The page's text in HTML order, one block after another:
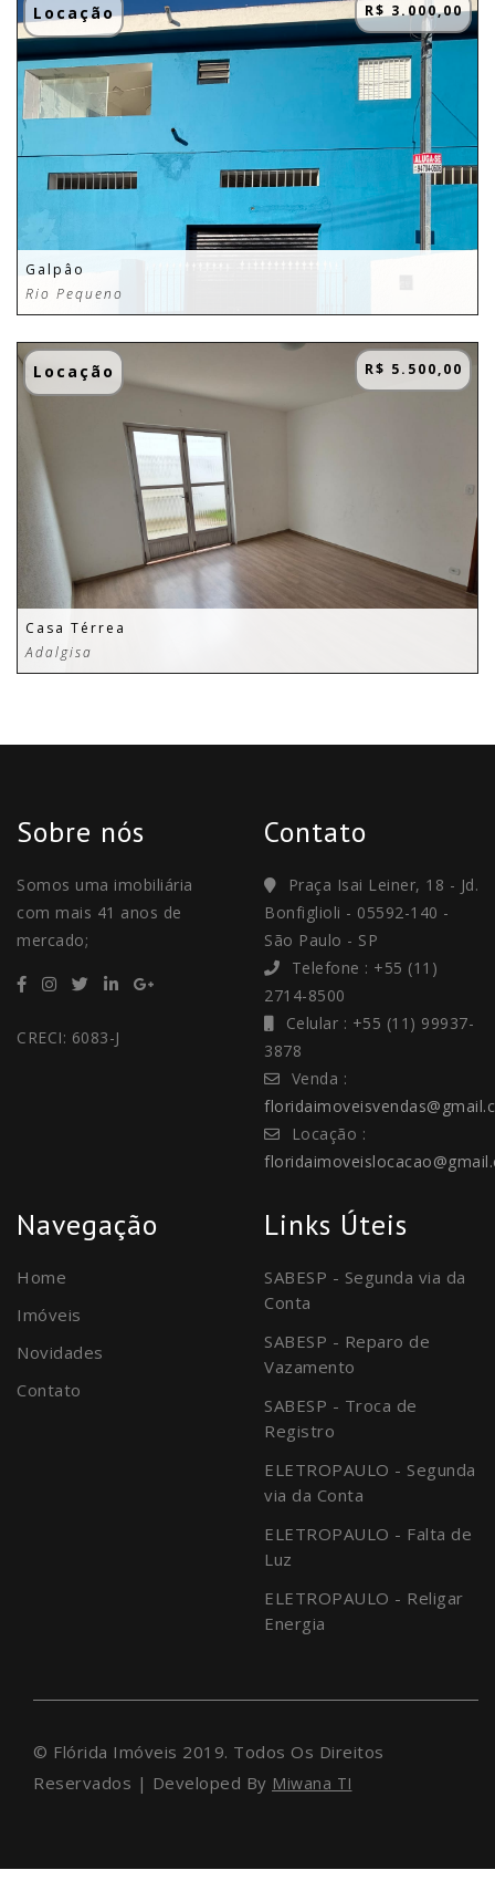
Locação R$ 3.000,00
Galpâo
Rio Pequeno
Locação R$ 5.500,00
Casa Térrea
Adalgisa
Sobre nós
Somos uma imobiliária
com mais 41 anos de
mercado;
CRECI: 6083-J
Contato
Praça Isai Leiner, 18 - Jd.
Bonfiglioli - 05592-140 -
São Paulo - SP
Telefone : +55 (11)
2714-8500
Celular : +55 (11) 99937-
3878
Venda :
Locação :
Navegação
Home
Imóveis
Novidades
Contato
Links Úteis
SABESP - Segunda via da
Conta
SABESP - Reparo de
Vazamento
SABESP - Troca de
Registro
ELETROPAULO - Segunda
via da Conta
ELETROPAULO - Falta de
Luz
ELETROPAULO - Religar
Energia
© Flórida Imóveis 2019. Todos Os Direitos
Reservados | Developed By Miwana TI